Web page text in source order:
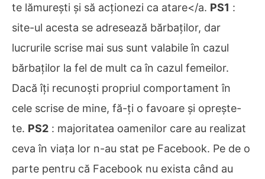
te lămurești și să acționezi ca atare</a. PS1 :
site-ul acesta se adresează bărbaților, dar
lucrurile scrise mai sus sunt valabile în cazul
bărbaților la fel de mult ca în cazul femeilor.
Dacă îți recunoști propriul comportament în
cele scrise de mine, fă-ți o favoare și oprește-
te. PS2 : majoritatea oamenilor care au realizat
ceva în viața lor n-au stat pe Facebook. Pe de o
parte pentru că Facebook nu exista când au